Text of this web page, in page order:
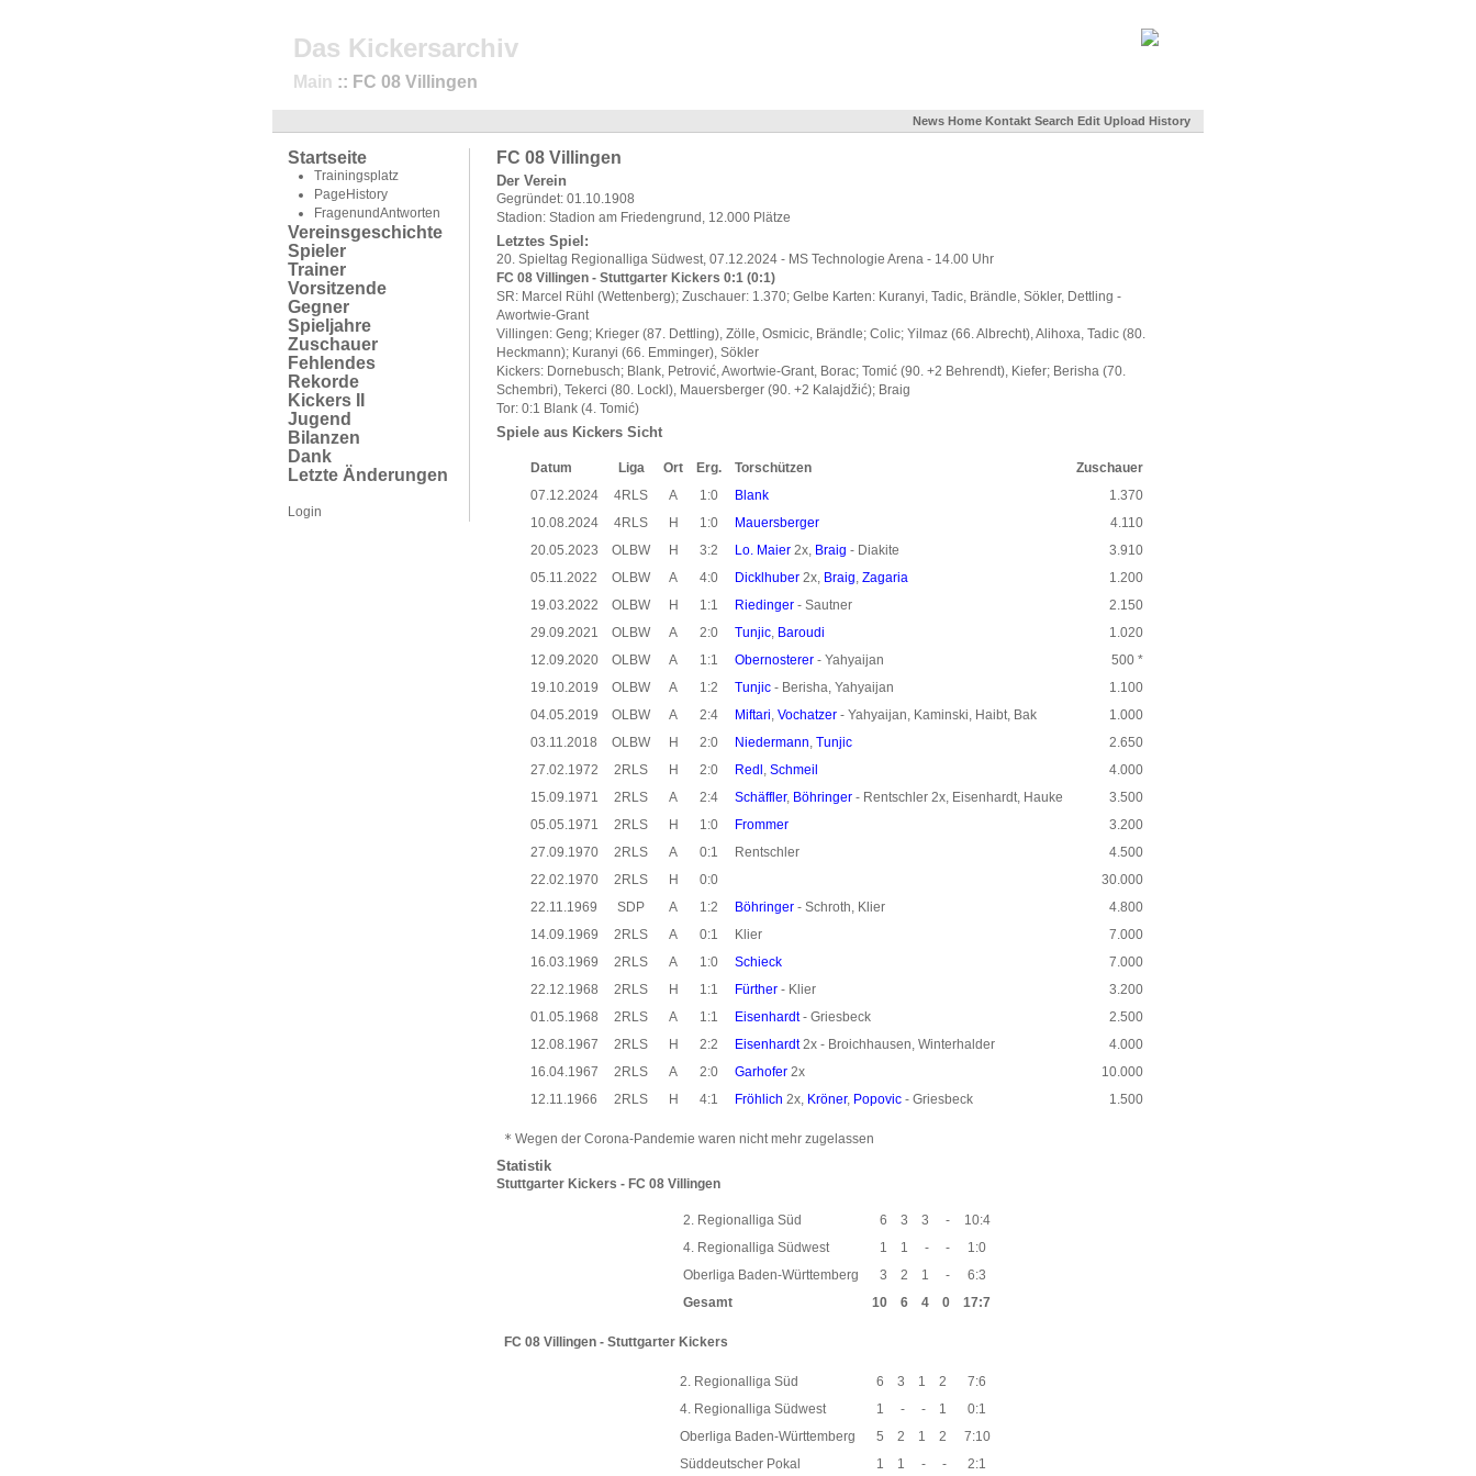
Das Kickersarchiv
Main :: FC 08 Villingen
News Home Kontakt Search Edit Upload History
Startseite
Trainingsplatz
PageHistory
FragenundAntworten
Vereinsgeschichte
Spieler
Trainer
Vorsitzende
Gegner
Spieljahre
Zuschauer
Fehlendes
Rekorde
Kickers II
Jugend
Bilanzen
Dank
Letzte Änderungen
Login
FC 08 Villingen
Der Verein
Gegründet: 01.10.1908
Stadion: Stadion am Friedengrund, 12.000 Plätze
Letztes Spiel:
20. Spieltag Regionalliga Südwest, 07.12.2024 - MS Technologie Arena - 14.00 Uhr
FC 08 Villingen - Stuttgarter Kickers 0:1 (0:1)
SR: Marcel Rühl (Wettenberg); Zuschauer: 1.370; Gelbe Karten: Kuranyi, Tadic, Brändle, Sökler, Dettling -
Awortwie-Grant
Villingen: Geng; Krieger (87. Dettling), Zölle, Osmicic, Brändle; Colic; Yilmaz (66. Albrecht), Alihoxa, Tadic (80.
Heckmann); Kuranyi (66. Emminger), Sökler
Kickers: Dornebusch; Blank, Petrović, Awortwie-Grant, Borac; Tomić (90. +2 Behrendt), Kiefer; Berisha (70.
Schembri), Tekerci (80. Lockl), Mauersberger (90. +2 Kalajdžić); Braig
Tor: 0:1 Blank (4. Tomić)
Spiele aus Kickers Sicht
Datum Liga Ort Erg. Torschützen
Zuschauer
07.12.2024
4RLS A 1:0 Blank
1.370
10.08.2024
4RLS H 1:0 Mauersberger
4.110
20.05.2023
OLBW H 3:2 Lo. Maier 2x, Braig - Diakite
3.910
05.11.2022
OLBW A 4:0 Dicklhuber 2x, Braig, Zagaria
1.200
19.03.2022
OLBW H 1:1 Riedinger - Sautner
2.150
29.09.2021
OLBW A 2:0 Tunjic, Baroudi
1.020
12.09.2020
OLBW A 1:1 Obernosterer - Yahyaijan
500 *
19.10.2019
OLBW A 1:2 Tunjic - Berisha, Yahyaijan
1.100
04.05.2019
OLBW A 2:4 Miftari, Vochatzer - Yahyaijan, Kaminski, Haibt, Bak
1.000
03.11.2018
OLBW H 2:0 Niedermann, Tunjic
2.650
27.02.1972
2RLS H 2:0 Redl , Schmeil
4.000
15.09.1971
2RLS A 2:4 Schäffler, Böhringer - Rentschler 2x, Eisenhardt, Hauke
3.500
05.05.1971
2RLS H 1:0 Frommer
3.200
27.09.1970
2RLS A 0:1 Rentschler
4.500
22.02.1970
2RLS H 0:0
30.000
22.11.1969
SDP A 1:2 Böhringer - Schroth, Klier
4.800
14.09.1969
2RLS A 0:1 Klier
7.000
16.03.1969
2RLS A 1:0 Schieck
7.000
22.12.1968
2RLS H 1:1 Fürther - Klier
3.200
01.05.1968
2RLS A 1:1 Eisenhardt- Griesbeck
2.500
12.08.1967
2RLS H 2:2 Eisenhardt2x - Broichhausen, Winterhalder
4.000
16.04.1967
2RLS A 2:0 Garhofer 2x
10.000
12.11.1966
2RLS H 4:1 Fröhlich 2x, Kröner, Popovic - Griesbeck 1.500
* Wegen der Corona-Pandemie waren nicht mehr zugelassen
Statistik
Stuttgarter Kickers - FC 08 Villingen
2. Regionalliga Süd 6 3 3 -
10:4
4. Regionalliga Südwest
1 1 - -
1:0
Oberliga Baden-Württemberg
3 2 1 -
6:3
Gesamt
10 6 4 0 17:7
FC 08 Villingen - Stuttgarter Kickers
2. Regionalliga Süd 6 3 1 2
7:6
4. Regionalliga Südwest
1 - - 1
0:1
Oberliga Baden-Württemberg
5 2 1 2
7:10
Süddeutscher Pokal
1 1 - - 2:1